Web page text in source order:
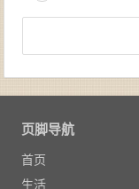
页脚导航
首页
生活